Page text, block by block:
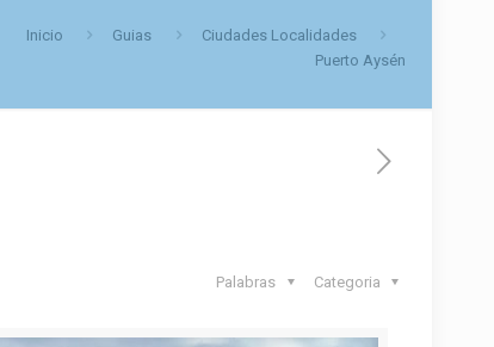
Inicio Guias
Ciudades Localidades
Puerto Aysén
Categoria
Palabras